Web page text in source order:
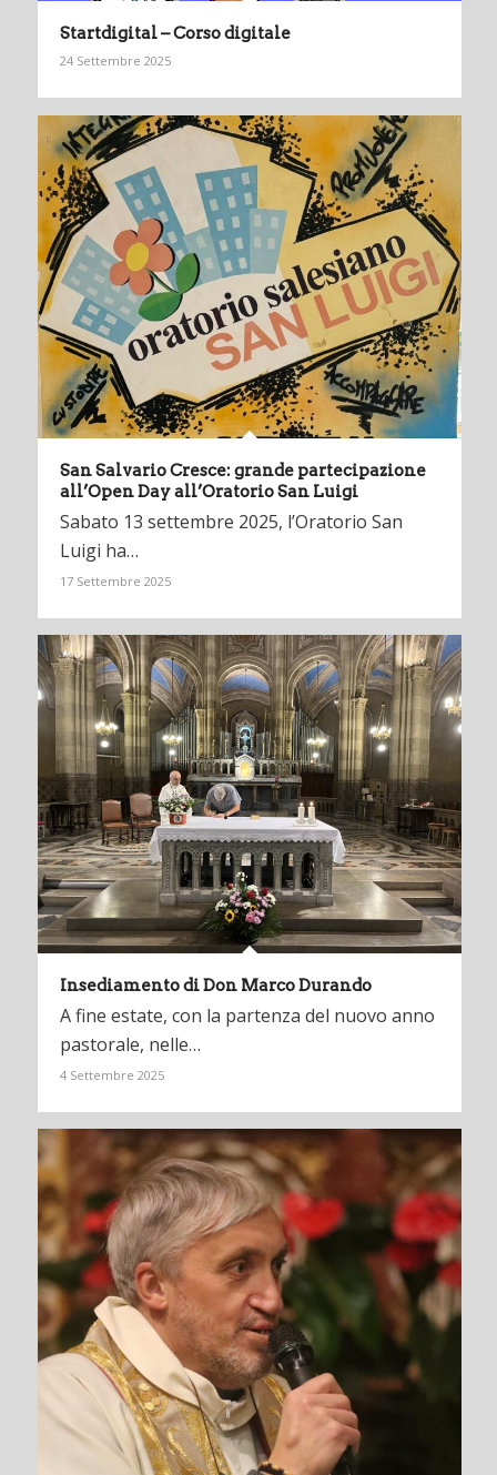
Startdigital – Corso digitale
24 Settembre 2025
San Salvario Cresce: grande partecipazione
all’Open Day all’Oratorio San Luigi
Sabato 13 settembre 2025, l’Oratorio San
Luigi ha…
17 Settembre 2025
Insediamento di Don Marco Durando
A fine estate, con la partenza del nuovo anno
pastorale, nelle…
4 Settembre 2025